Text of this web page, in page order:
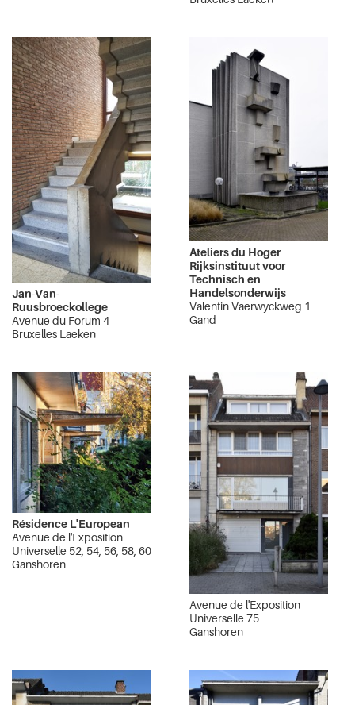
Jan-Van-
Ruusbroeckollege
Avenue du Forum 4
Bruxelles Laeken
Ateliers du Hoger
Rijksinstituut voor
Technisch en
Handelsonderwijs
Valentin Vaerwyckweg 1
Gand
Résidence L'European
Avenue de l'Exposition
Universelle 52, 54, 56, 58, 60
Ganshoren
Avenue de l'Exposition
Universelle 75
Ganshoren